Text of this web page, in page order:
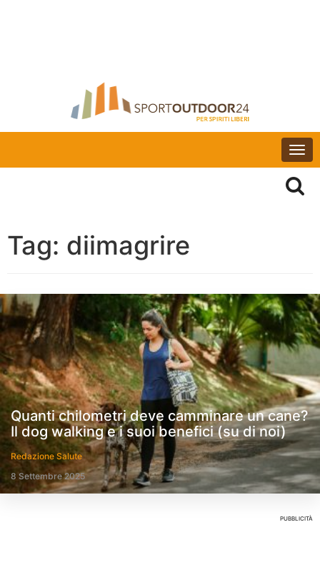
Tag: diimagrire
Quanti chilometri deve camminare un cane?
Il dog walking e i suoi benefici (su di noi)
Redazione Salute
8 Settembre 2025
PUBBLICITÀ